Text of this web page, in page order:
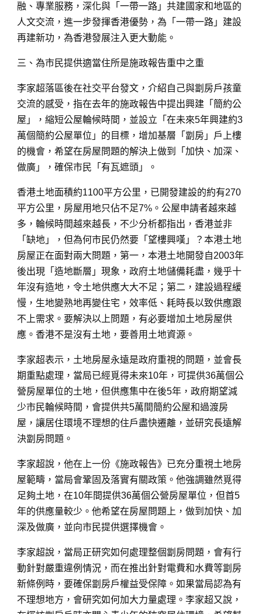
融、專業服務，深化與「一帶一路」共建國家和地區的
人文交流，進一步發揮香港優勢，為「一帶一路」建設
再建新功，為香港發展注入更大動能。
三、為市民提供適當住所是施政報告重中之重
李家超落區後在社交平台發文，介紹自己與劏房戶孩童
交流的感受，指在去年的施政報告中提出興建「簡約公
屋」，縮短公屋輪候時間，並設立「在未來5年興建約3
萬個簡約公屋單位」的目標，增加基層「劏房」戶上樓
的機會，希望在房屋問題的解決上做到「加快、加深、
做廣」，確保市民「有瓦遮頭」。
香港土地面積約1100平方公里，已開發建設的約有270
平方公里，房屋用地只佔不足7%。公屋申請者越來越
多，輪候時間越來越長，不少分析都指出，香港並非
「缺地」，但為何市民仍然要「望樓興嘆」？本港土地
房屋正在面對兩大問題，第一，本港土地開發自2003年
後出現「造地斷層」現象，政府土地儲備耗盡，幾乎十
年沒有造地，令土地供應大大不足；第二，建設過程緩
慢，生地變熟地再變住宅，效率低、耗時長以致供應跟
不上需求。要解決以上問題，有必要增加土地房屋供
應。香港不是沒有土地，要善用土地資源。
李家超表示，土地房屋永遠是政府重視的問題，並會長
期重點處理，當局已經覓得未來10年，可提供36萬個公
營房屋單位的土地，但供應集中在後5年，政府期望減
少市民輪候時間，會提供共5萬間簡約公屋和過渡房
屋，讓居住環境不理想的住戶盡快遷離，並研究長遠解
決劏房問題。
李家超說，他在上一份《施政報告》已充分重視土地房
屋範疇，當局會鞏固及落實有關政策。他強調雖然覓得
足夠土地，在10年間提供36萬個公營房屋單位，但首5
年的供應量較少。他希望在房屋問題上，做到加快、加
深及做廣，並向市民提供選擇機會。
李家超說，當局正研究如何處理整個劏房問題，會有行
動針對嚴重違例情況，而在推出針對電費和水費等劏房
新條例時，要確保劏房戶權益受保障。如果當局認為有
不理想地方，會研究如何加大力量處理。李家超又說，